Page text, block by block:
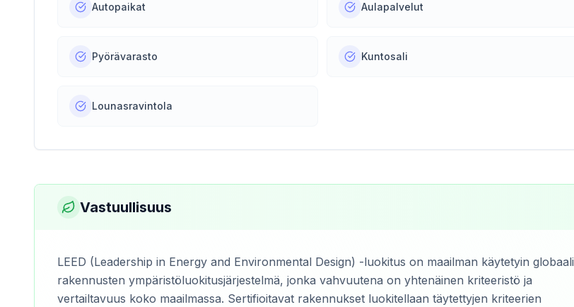
Autopaikat Aulapalvelut
Pyörävarasto Kuntosali
Lounasravintola
Vastuullisuus
LEED (Leadership in Energy and Environmental Design) -luokitus on maailman käytetyin globaali
rakennusten ympäristöluokitusjärjestelmä, jonka vahvuutena on yhtenäinen kriteeristö ja
vertailtavuus koko maailmassa. Sertifioitavat rakennukset luokitellaan täytettyjen kriteerien